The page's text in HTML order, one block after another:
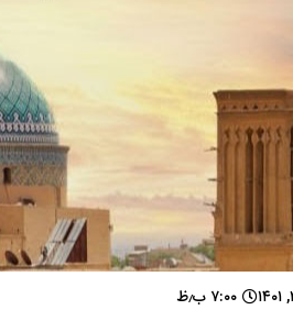
۷:۰۰ ب٫ظ